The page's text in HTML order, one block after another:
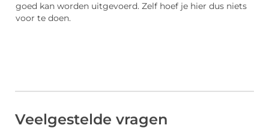
goed kan worden uitgevoerd. Zelf hoef je hier dus niets
voor te doen.
Veelgestelde vragen